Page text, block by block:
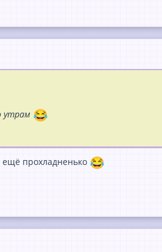
утрам
ещё прохладненько